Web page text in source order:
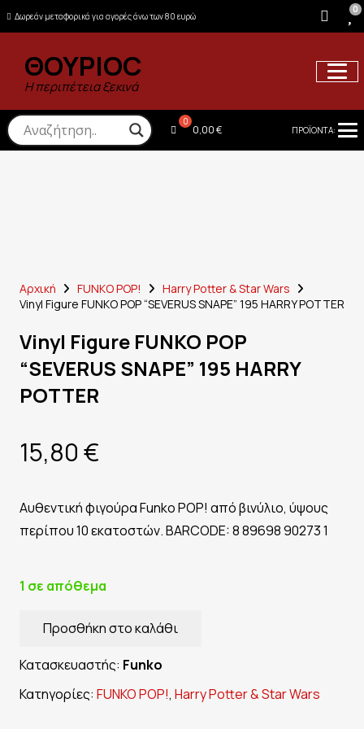
Δωρεάν μεταφορικά για αγορές άνω των 80 ευρώ
0
ΘΟΥΡΙΟC
Η περιπέτεια ξεκινά
0,00€ ΠΡΟΪΟΝΤΑ:
Αρχική FUNKO POP!
Harry Potter & Star Wars
Vinyl Figure FUNKO POP “SEVERUS SNAPE” 195 HARRY POTTER
Vinyl Figure FUNKO POP
“SEVERUS SNAPE” 195 HARRY
POTTER
15,80€
Αυθεντική φιγούρα Funko POP! από βινύλιο, ύψους
περίπου 10 εκατοστών. BARCODE: 8 89698 90273 1
1 σε απόθεμα
Vinyl
Figure
Προσθήκη στο καλάθι
Κατασκευαστής: Funko
Κατηγορίες: FUNKO POP!, Harry Potter & Star Wars